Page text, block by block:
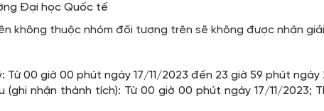
Đại học Quốc tế
không thuộc nhóm đối tượng trên sẽ không được nhận
Từ 00 giờ 00 phút ngày 17/11/2023 đến 23 giờ 59 phút ngày
(ghi nhận thành tích): Từ 00 giờ 00 phút ngày 17/11/2023;